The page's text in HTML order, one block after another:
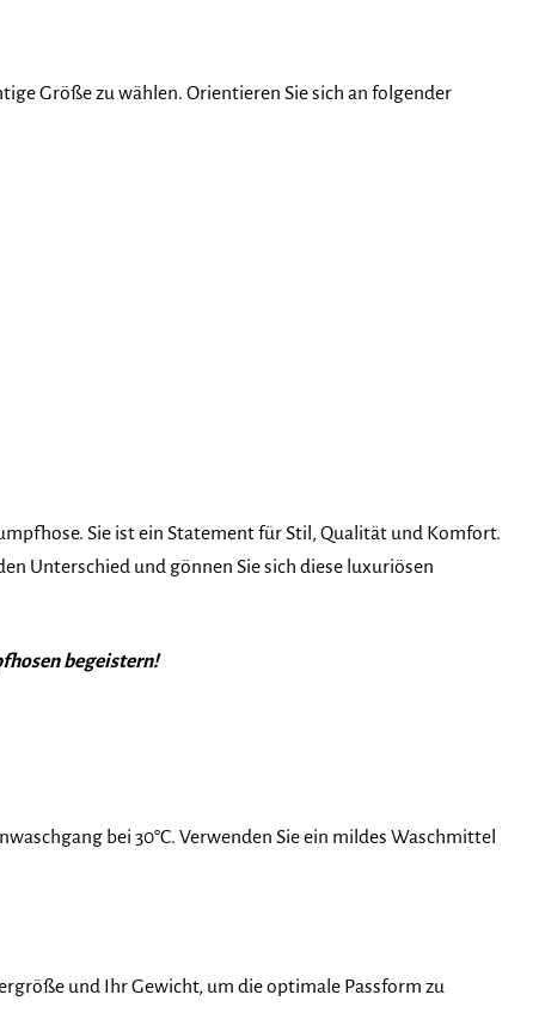
Größe zu wählen. Orientieren Sie sich an folgender
Sie ist ein Statement für Stil, Qualität und Komfort.
Unterschied und gönnen Sie sich diese luxuriösen
begeistern!
bei 30°C. Verwenden Sie ein mildes Waschmittel
und Ihr Gewicht, um die optimale Passform zu